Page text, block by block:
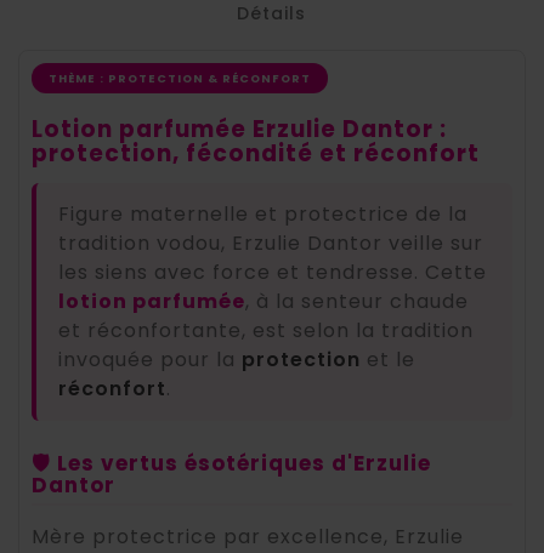
Détails
THÈME : PROTECTION & RÉCONFORT
Lotion parfumée Erzulie Dantor :
protection, fécondité et réconfort
Figure maternelle et protectrice de la
tradition vodou, Erzulie Dantor veille sur
les siens avec force et tendresse. Cette
lotion parfumée, à la senteur chaude
et réconfortante, est selon la tradition
invoquée pour la protection et le
réconfort.
🛡️ Les vertus ésotériques d'Erzulie
Dantor
Mère protectrice par excellence, Erzulie